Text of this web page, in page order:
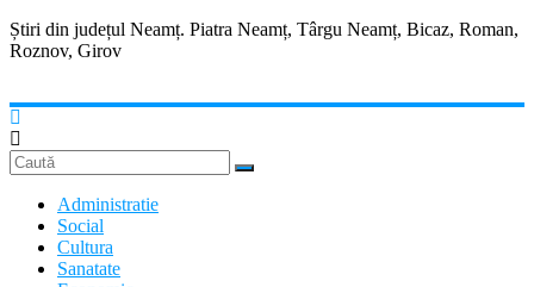
Știri din județul Neamț. Piatra Neamț, Târgu Neamț, Bicaz, Roman,
Roznov, Girov
Administratie
Social
Cultura
Sanatate